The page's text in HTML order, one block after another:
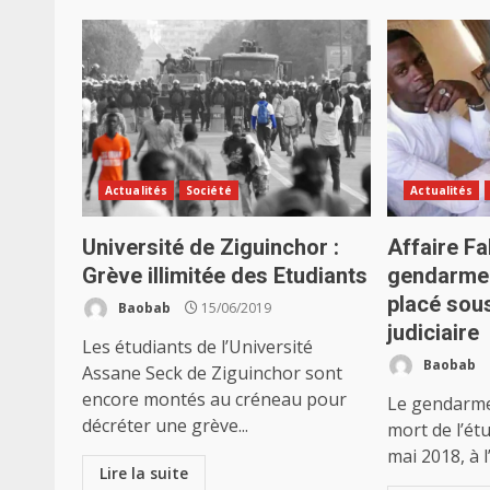
Actualités Société
Université de Ziguinchor :
Grève illimitée des Etudiants
Baobab 15/06/2019
Les étudiants de l’Université
Assane Seck de Ziguinchor sont
encore montés au créneau pour
décréter une grève...
Lire la suite
Actualités
Affaire
placé
judiciaire
Baobab
Le
mort de
mai 2018, à